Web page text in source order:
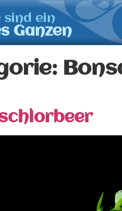
sind ein
Ganzen